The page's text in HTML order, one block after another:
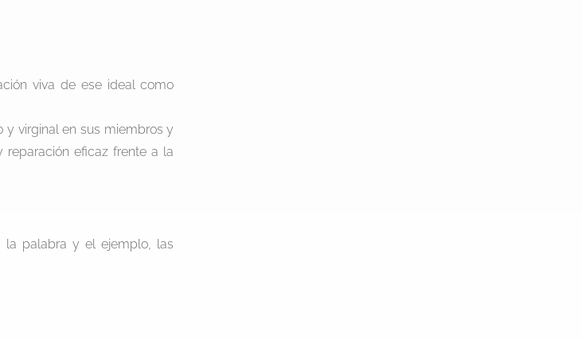
viva de ese ideal como
y virginal en sus miembros y
eficaz frente a la
la palabra y el ejemplo, las